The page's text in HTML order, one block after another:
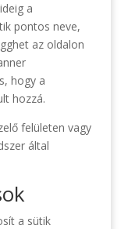
a
pontos neve,
az oldalon
hogy a
hozzá.
felületen vagy
által
a sütik